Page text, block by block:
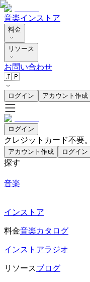
音楽インストア
料金
リソース
お問い合わせ
🇯🇵
ログイン アカウント作成
ログイン
クレジットカード不要
アカウント作成 ログイン
探す
音楽
インストア
料金音楽カタログ
インストアラジオ
リソースブログ